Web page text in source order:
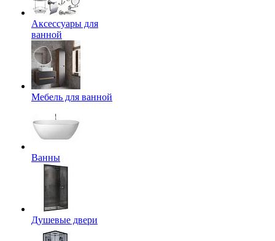
Аксессуары для
ванной
Мебель для ванной
Ванны
Душевые двери